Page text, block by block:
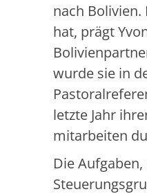
nach Bolivien.
hat, prägt
wurde sie in
letzte Jahr
mitarbeiten
Die